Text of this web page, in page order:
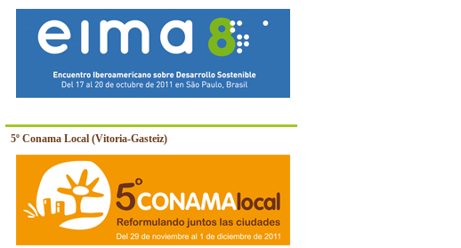
5º Conama Local (Vitoria-Gasteiz)